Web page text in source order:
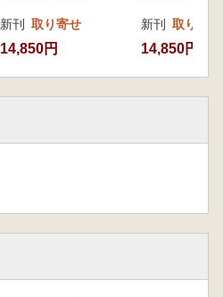
新刊 取り寄せ
14,850円
新刊 取り寄せ
14,850円